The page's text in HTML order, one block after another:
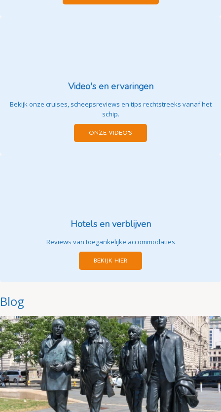
Video's en ervaringen
Bekijk onze cruises, scheepsreviews en tips rechtstreeks vanaf het
schip.
ONZE VIDEO'S
Hotels en verblijven
Reviews van toegankelijke accommodaties
BEKIJK HIER
Blog